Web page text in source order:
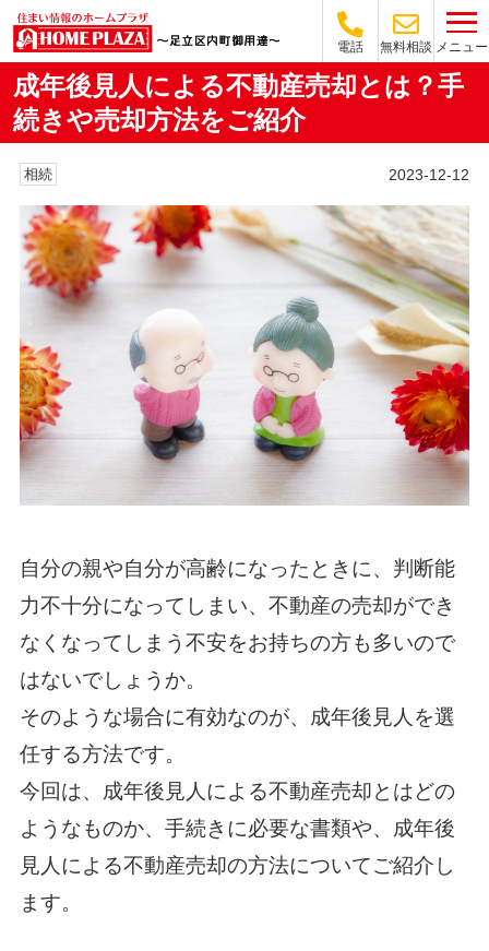
電話 無料相談 メニュー
成年後見人による不動産売却とは？手
続きや売却方法をご紹介
相続 2023-12-12
自分の親や自分が高齢になったときに、判断能
力不十分になってしまい、不動産の売却ができ
なくなってしまう不安をお持ちの方も多いので
はないでしょうか。
そのような場合に有効なのが、成年後見人を選
任する方法です。
今回は、成年後見人による不動産売却とはどの
ようなものか、手続きに必要な書類や、成年後
見人による不動産売却の方法についてご紹介し
ます。